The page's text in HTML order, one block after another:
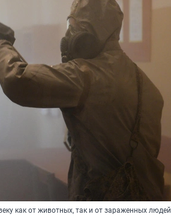
как от животных, так и от зараженных людей